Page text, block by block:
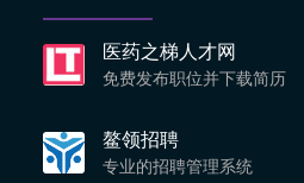
医药之梯人才网
免费发布职位并下载简历
鳌领招聘
专业的招聘管理系统